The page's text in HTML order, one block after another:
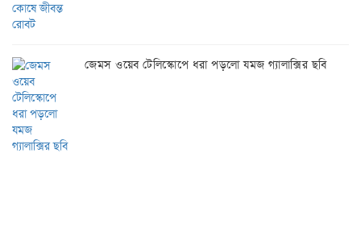
জেমস ওয়েব টেলিস্কোপে ধরা পড়লো যমজ গ্যালাক্সির ছবি